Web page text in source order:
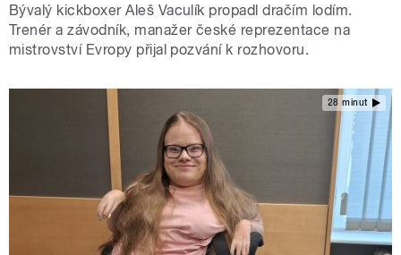
Bývalý kickboxer Aleš Vaculík propadl dračím lodím.
Trenér a závodník, manažer české reprezentace na
mistrovství Evropy přijal pozvání k rozhovoru.
28 minut